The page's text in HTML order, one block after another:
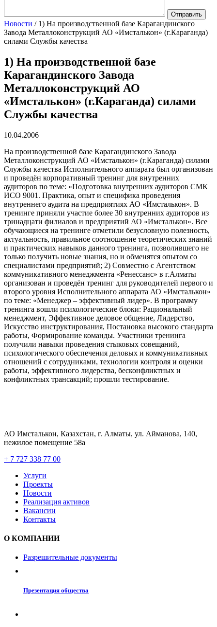
Новости / 1) На производственной базе Карагандинского
Завода Металлоконструкций АО «Имсталькон» (г.Караганда)
силами Службы качества
1) На производственной базе
Карагандинского Завода
Металлоконструкций АО
«Имсталькон» (г.Караганда) силами
Службы качества
10.04.2006
На производственной базе Карагандинского Завода
Металлоконструкций АО «Имсталькон» (г.Караганда) силами
Службы качества Исполнительного аппарата был организован
и проведён корпоративный тренинг для внутренних
аудиторов по теме: «Подготовка внутренних аудиторов СМК
ИСО 9001. Практика, опыт и специфика проведения
внутреннего аудита на предприятиях АО «Имсталькон». В
тренинге приняли участие более 30 внутренних аудиторов из
тринадцати филиалов и предприятий АО «Имсталькон». Все
обучающиеся на тренинге отметили безусловную полезность,
актуальность, правильное соотношение теоретических знаний
и практических навыков данного тренинга, позволившего не
только получить новые знания, но и обменятся опытом со
специалистами предприятий; 2) Совместно с Агентством
коммуникативного менеджмента «Ренессанс» в г.Алматы
организован и проведён тренинг для руководителей первого и
второго уровня Исполнительного аппарата АО «Имсталькон»
по теме: «Менеджер – эффективный лидер». В программу
тренинга вошли психологические блоки: Рациональный
менеджмент, Эффективное деловое общение, Лидерство,
Искусство инструктирования, Постановка высокого стандарта
работы, Формирование команды. Участники тренинга
получили навыки проведения стыковых совещаний,
психологического обеспечения деловых и коммуникативных
отношений с сотрудниками, технологии контроля и оценки
работы, эффективного лидерства, бесконфликтных и
конфликтных трансакций; прошли тестирование.
АО Имсталькон, Казахстан, г. Алматы, ул. Айманова, 140,
нежилое помещение 58а
+ 7 727 338 77 00
Услуги
Проекты
Новости
Реализация активов
Вакансии
Контакты
О КОМПАНИИ
Разрешительные документы
Презентация общества